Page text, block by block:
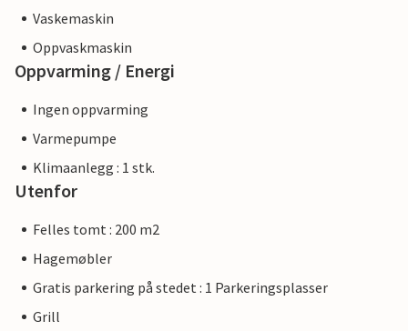
Vaskemaskin
Oppvaskmaskin
Oppvarming / Energi
Ingen oppvarming
Varmepumpe
Klimaanlegg : 1 stk.
Utenfor
Felles tomt : 200 m2
Hagemøbler
Gratis parkering på stedet : 1 Parkeringsplasser
Grill